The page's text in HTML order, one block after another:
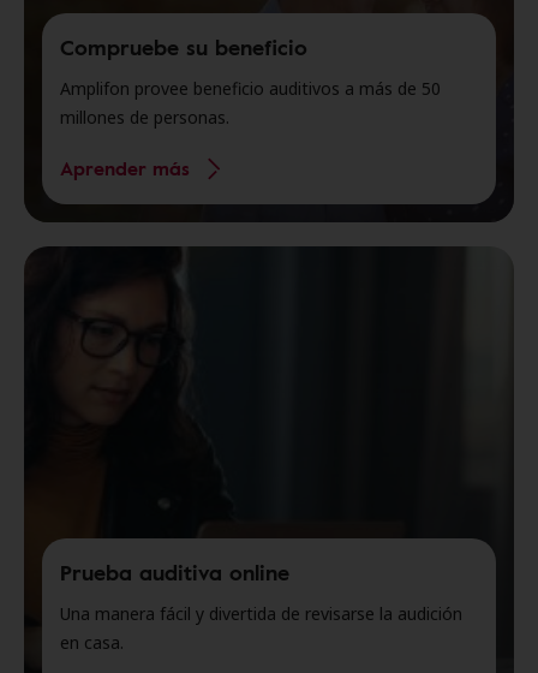
Compruebe su beneficio
Amplifon provee beneficio auditivos a más de 50
millones de personas.
Aprender más
Prueba auditiva online
Una manera fácil y divertida de revisarse la audición
en casa.